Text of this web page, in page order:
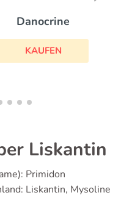
Liskantin
Primidon
Liskantin, Mysoline